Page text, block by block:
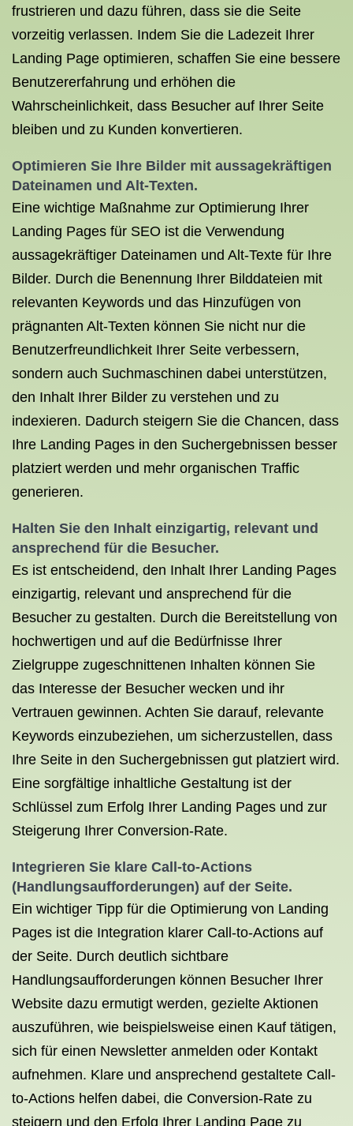
frustrieren und dazu führen, dass sie die Seite
vorzeitig verlassen. Indem Sie die Ladezeit Ihrer
Landing Page optimieren, schaffen Sie eine bessere
Benutzererfahrung und erhöhen die
Wahrscheinlichkeit, dass Besucher auf Ihrer Seite
bleiben und zu Kunden konvertieren.
Optimieren Sie Ihre Bilder mit aussagekräftigen
Dateinamen und Alt-Texten.
Eine wichtige Maßnahme zur Optimierung Ihrer
Landing Pages für SEO ist die Verwendung
aussagekräftiger Dateinamen und Alt-Texte für Ihre
Bilder. Durch die Benennung Ihrer Bilddateien mit
relevanten Keywords und das Hinzufügen von
prägnanten Alt-Texten können Sie nicht nur die
Benutzerfreundlichkeit Ihrer Seite verbessern,
sondern auch Suchmaschinen dabei unterstützen,
den Inhalt Ihrer Bilder zu verstehen und zu
indexieren. Dadurch steigern Sie die Chancen, dass
Ihre Landing Pages in den Suchergebnissen besser
platziert werden und mehr organischen Traffic
generieren.
Halten Sie den Inhalt einzigartig, relevant und
ansprechend für die Besucher.
Es ist entscheidend, den Inhalt Ihrer Landing Pages
einzigartig, relevant und ansprechend für die
Besucher zu gestalten. Durch die Bereitstellung von
hochwertigen und auf die Bedürfnisse Ihrer
Zielgruppe zugeschnittenen Inhalten können Sie
das Interesse der Besucher wecken und ihr
Vertrauen gewinnen. Achten Sie darauf, relevante
Keywords einzubeziehen, um sicherzustellen, dass
Ihre Seite in den Suchergebnissen gut platziert wird.
Eine sorgfältige inhaltliche Gestaltung ist der
Schlüssel zum Erfolg Ihrer Landing Pages und zur
Steigerung Ihrer Conversion-Rate.
Integrieren Sie klare Call-to-Actions
(Handlungsaufforderungen) auf der Seite.
Ein wichtiger Tipp für die Optimierung von Landing
Pages ist die Integration klarer Call-to-Actions auf
der Seite. Durch deutlich sichtbare
Handlungsaufforderungen können Besucher Ihrer
Website dazu ermutigt werden, gezielte Aktionen
auszuführen, wie beispielsweise einen Kauf tätigen,
sich für einen Newsletter anmelden oder Kontakt
aufnehmen. Klare und ansprechend gestaltete Call-
to-Actions helfen dabei, die Conversion-Rate zu
steigern und den Erfolg Ihrer Landing Page zu